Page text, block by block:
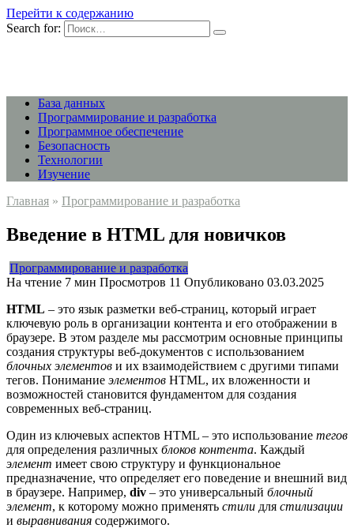
Перейти к содержанию
Search for:
База данных
Программирование и разработка
Программное обеспечение
Безопасность
Технологии
Изучение
Главная » Программирование и разработка
Введение в HTML для новичков
Программирование и разработка
На чтение 7 мин Просмотров 11 Опубликовано 03.03.2025
HTML – это язык разметки веб-страниц, который играет
ключевую роль в организации контента и его отображении в
браузере. В этом разделе мы рассмотрим основные принципы
создания структуры веб-документов с использованием
блочных элементов и их взаимодействием с другими типами
тегов. Понимание элементов HTML, их вложенности и
возможностей становится фундаментом для создания
современных веб-страниц.
Один из ключевых аспектов HTML – это использование тегов
для определения различных блоков контента. Каждый
элемент имеет свою структуру и функциональное
предназначение, что определяет его поведение и внешний вид
в браузере. Например, div – это универсальный блочный
элемент, к которому можно применять стили для стилизации
и выравнивания содержимого.